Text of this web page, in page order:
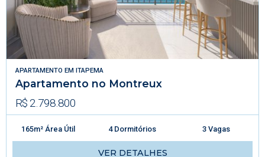
APARTAMENTO EM ITAPEMA
Apartamento no Montreux
R$ 2.798.800
165m² Área Útil 4 Dormitórios 3 Vagas
VER DETALHES